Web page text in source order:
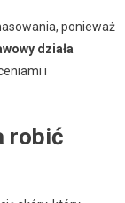
ponieważ
działa
i
robić